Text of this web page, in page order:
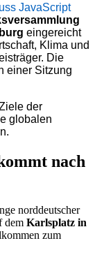
JavaScript
eingereicht
Klima und
Die
einer Sitzung
der
globalen
nach
norddeutscher
dem Karlsplatz in
zum